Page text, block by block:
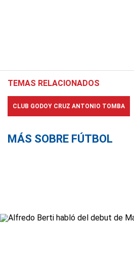
TEMAS RELACIONADOS
CLUB GODOY CRUZ ANTONIO TOMBA
MÁS SOBRE FÚTBOL